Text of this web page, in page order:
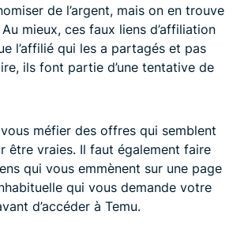
de l’argent, mais on en trouve
mieux, ces faux liens d’affiliation
l’affilié qui les a partagés et pas
ils font partie d’une tentative de
méfier des offres qui semblent
être vraies. Il faut également faire
qui vous emmènent sur une page
qui vous demande votre
d’accéder à Temu.